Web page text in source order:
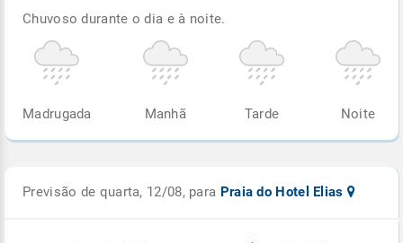
Chuvoso durante o dia e à noite.
Madrugada Manhã Tarde Noite
Previsão de quarta, 12/08, para Praia do Hotel Elias